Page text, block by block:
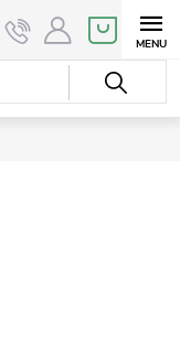
NÁKUPNÍ
KOŠÍK